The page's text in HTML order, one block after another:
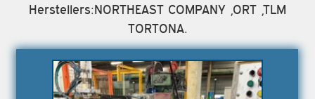
Herstellers:NORTHEAST COMPANY ,ORT ,TLM
TORTONA.